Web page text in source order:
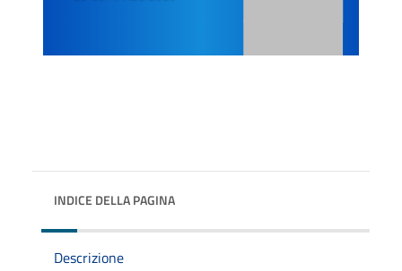
INDICE DELLA PAGINA
Descrizione